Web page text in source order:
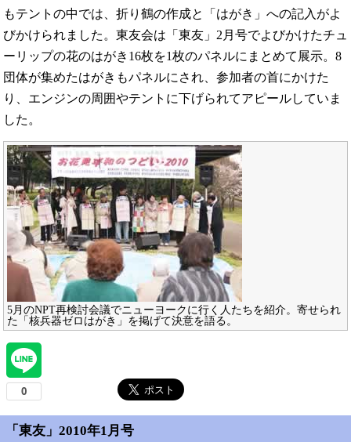
もテントの中では、折り鶴の作成と「はがき」への記入がよ
びかけられました。東友会は「東友」2月号でよびかけたチュ
ーリップの花のはがき16枚を1枚のパネルにまとめて展示。8
団体が集めたはがきもパネルにされ、参加者の首にかけた
り、エンジンの周囲やテントに下げられてアピールしていま
した。
5月のNPT再検討会議でニューヨークに行く人たちを紹介。寄せられ
た「核兵器ゼロはがき」を掲げて決意を語る。
「東友」2010年1月号